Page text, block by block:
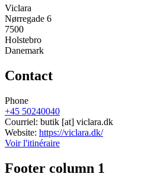
Viclara
Nørregade 6
7500
Holstebro
Danemark
Contact
Phone
+45 50240040
Courriel: butik [at] viclara.dk
Website: https://viclara.dk/
Voir l'itinéraire
Footer column 1